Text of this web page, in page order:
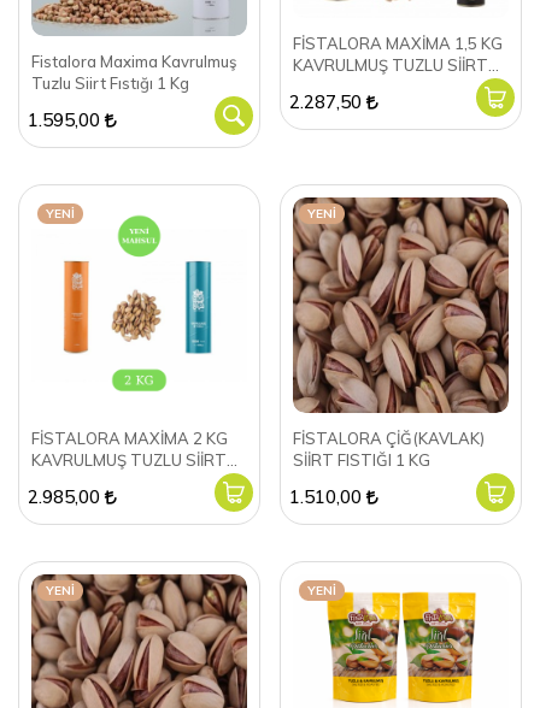
Fistalora Maxima Kavrulmuş
Tuzlu Siirt Fıstığı 1 Kg
1.595,00
FİSTALORA MAXİMA 1,5 KG
KAVRULMUŞ TUZLU SİİRT
2.287,50
FİSTALORA MAXİMA 2 KG
KAVRULMUŞ TUZLU SİİRT
2.985,00
YENI
FİSTALORA ÇİĞ(KAVLAK)
SİİRT FISTIĞI 1 KG
1.510,00
YENI
YENI YENI